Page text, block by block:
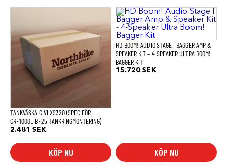
TANKVÄSKA GIVI XS320 (SPEC FÖR
CRF1000L BF25 TANKRINGMONTERING)
2.481 SEK
KÖP NU
HD BOOM! AUDIO STAGE I BAGGER AMP &
SPEAKER KIT – 4-SPEAKER ULTRA BOOM!
BAGGER KIT
15.720 SEK
KÖP NU